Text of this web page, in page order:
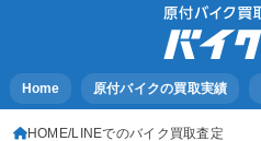
Home 原付バイクの買取実績
HOME LINEでのバイク買取査定